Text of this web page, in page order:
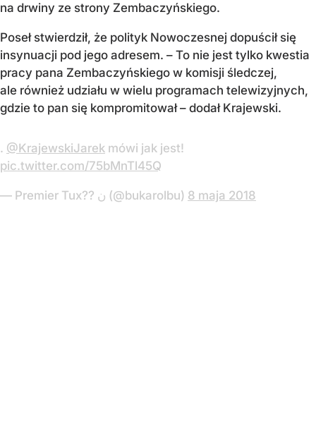
na drwiny ze strony Zembaczyńskiego.
Poseł stwierdził, że polityk Nowoczesnej dopuścił się
insynuacji pod jego adresem. – To nie jest tylko kwestia
pracy pana Zembaczyńskiego w komisji śledczej,
ale również udziału w wielu programach telewizyjnych,
gdzie to pan się kompromitował – dodał Krajewski.
. @KrajewskiJarek mówi jak jest!
pic.twitter.com/75bMnTl45Q
— Premier Tux?? ن (@bukarolbu) 8 maja 2018